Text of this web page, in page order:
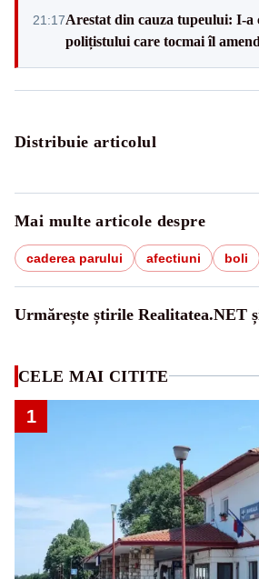
21:17Arestat din cauza tupeului: I-a
polițistului care tocmai îl
Distribuie articolul
Mai multe articole despre
caderea parului afectiuni boli
Urmărește știrile Realitatea.NET
CELE MAI CITITE
1